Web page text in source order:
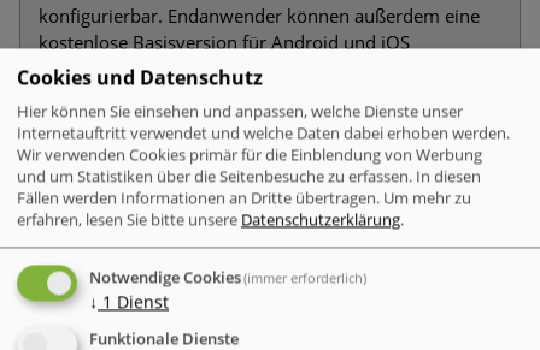
konfigurierbar. Endanwender können außerdem eine
kostenlose Basisversion für Android und iOS
verwenden. Hiermit werden Daten mobil nur
Installation haben Nutzer Zugriff auf die
verschlüsselten Dateien via Doppelklick.
Download Viivo
Quick Crypt ist sehr einfach aufgebaut, benötigt keine
Installation und bietet die Verschlüsselung von Ordnern
und Dateien. Mit RC2 und AES 256 Bit gibt es zwei
Verschlüsselungs-Varianten. Besonders ist, dass Nutzer
für verschlüsselte Files Ablauf-Daten definieren
Cookies und Datenschutz
Hier können Sie einsehen und anpassen, welche Dienste unser
Internetauftritt verwendet und welche Daten dabei erhoben werden.
Wir verwenden Cookies primär für die Einblendung von Werbung
und um Statistiken über die Seitenbesuche zu erfassen. In diesen
Fällen werden Informationen an Dritte übertragen. Um mehr zu
erfahren, lesen Sie bitte unsere Datenschutzerklärung.
Notwendige Cookies(immer erforderlich)
↓ 1 Dienst
Funktionale Dienste